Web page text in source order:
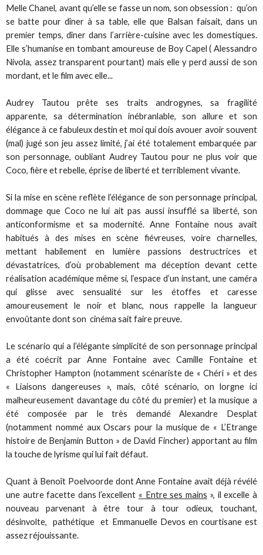
Melle Chanel, avant qu’elle se fasse un nom, son obsession : qu’on
se batte pour dîner à sa table, elle que Balsan faisait, dans un
premier temps, dîner dans l’arrière-cuisine avec les domestiques.
Elle s’humanise en tombant amoureuse de Boy Capel ( Alessandro
Nivola, assez transparent pourtant) mais elle y perd aussi de son
mordant, et le film avec elle...
Audrey Tautou prête ses traits androgynes, sa fragilité
apparente, sa détermination inébranlable, son allure et son
élégance à ce fabuleux destin et moi qui dois avouer avoir souvent
(mal) jugé son jeu assez limité, j’ai été totalement embarquée par
son personnage, oubliant Audrey Tautou pour ne plus voir que
Coco, fière et rebelle, éprise de liberté et terriblement vivante.
Si la mise en scène reflète l’élégance de son personnage principal,
dommage que Coco ne lui ait pas aussi insufflé sa liberté, son
anticonformisme et sa modernité. Anne Fontaine nous avait
habitués à des mises en scène fiévreuses, voire charnelles,
mettant habilement en lumière passions destructrices et
dévastatrices, d’où probablement ma déception devant cette
réalisation académique même si, l’espace d’un instant, une caméra
qui glisse avec sensualité sur les étoffes et caresse
amoureusement le noir et blanc, nous rappelle la langueur
envoûtante dont son cinéma sait faire preuve.
Le scénario qui a l’élégante simplicité de son personnage principal
a été coécrit par Anne Fontaine avec Camille Fontaine et
Christopher Hampton (notamment scénariste de « Chéri » et des
« Liaisons dangereuses », mais, côté scénario, on lorgne ici
malheureusement davantage du côté du premier) et la musique a
été composée par le très demandé Alexandre Desplat
(notamment nommé aux Oscars pour la musique de « L’Etrange
histoire de Benjamin Button » de David Fincher) apportant au film
la touche de lyrisme qui lui fait défaut.
Quant à Benoît Poelvoorde dont Anne Fontaine avait déjà révélé
une autre facette dans l’excellent « Entre ses mains », il excelle à
nouveau parvenant à être tour à tour odieux, touchant,
désinvolte, pathétique et Emmanuelle Devos en courtisane est
assez réjouissante.